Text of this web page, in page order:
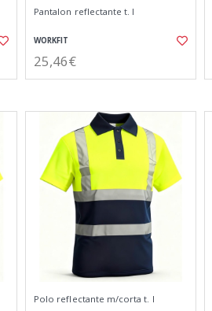
Pantalon reflectante t. l
WORKFIT
25,46€
Polo reflectante m/corta t. l